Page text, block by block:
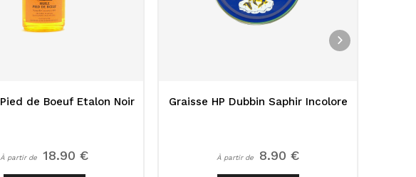
de Boeuf Etalon Noir
À partir de 18.90 €
Graisse HP Dubbin Saphir Incolore
À partir de 8.90 €